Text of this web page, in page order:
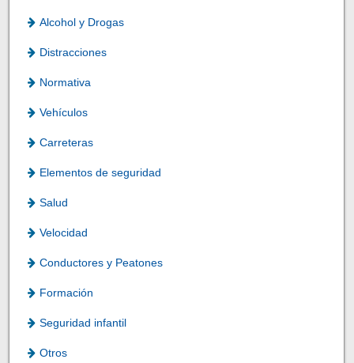
Alcohol y Drogas
Distracciones
Normativa
Vehículos
Carreteras
Elementos de seguridad
Salud
Velocidad
Conductores y Peatones
Formación
Seguridad infantil
Otros